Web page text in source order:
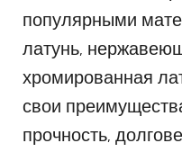
популярными
латунь,
хромированная
свои
прочность,